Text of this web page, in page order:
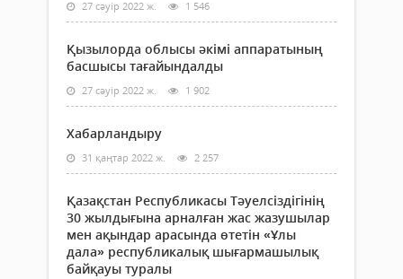
27 сәуір 2022 ж. 1 546
Қызылорда облысы әкімі аппаратының
басшысы тағайындалды
27 сәуір 2022 ж. 1 902
Хабарландыру
31 қаңтар 2022 ж. 2 257
Қазақстан Республикасы Тәуелсіздігінің
30 жылдығына арналған жас жазушылар
мен ақындар арасында өтетін «Ұлы
дала» республикалық шығармашылық
байқауы туралы